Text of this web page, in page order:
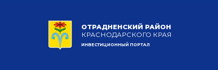
ОТРАДНЕНСКИЙ РАЙОН
КРАСНОДАРСКОГО КРАЯ
ИНВЕСТИЦИОННЫЙ ПОРТАЛ